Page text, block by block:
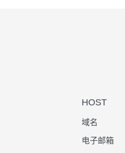
HOST
域名
电子邮箱